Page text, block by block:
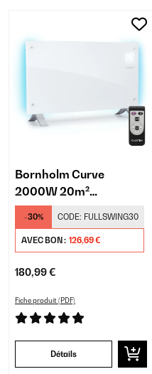
Bornholm Curve
2000W 20m²
Convecteur Électrique
avec Lumière Blanc
-30% CODE: FULLSWING30
AVEC BON : 126,69 €
180,99 €
Fiche produit (PDF)
Détails